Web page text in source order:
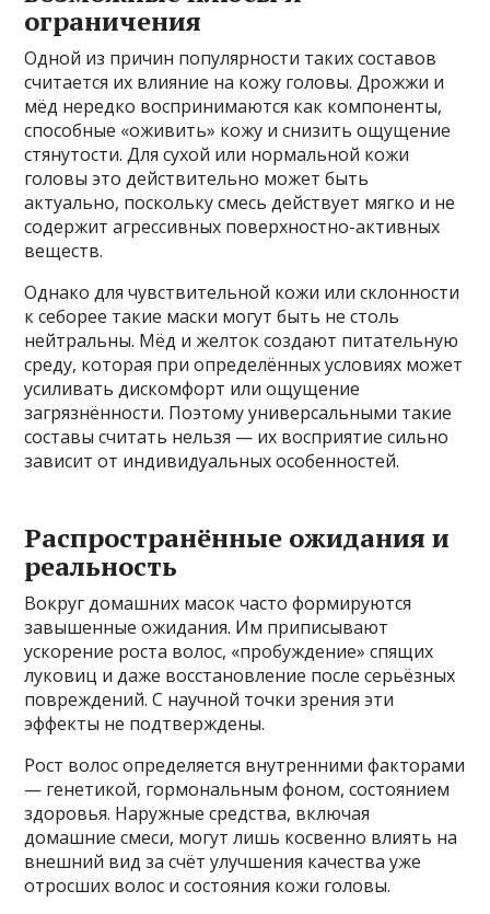
ограничения
Одной из причин популярности таких составов
считается их влияние на кожу головы. Дрожжи и
мёд нередко воспринимаются как компоненты,
способные «оживить» кожу и снизить ощущение
стянутости. Для сухой или нормальной кожи
головы это действительно может быть
актуально, поскольку смесь действует мягко и не
содержит агрессивных поверхностно-активных
веществ.
Однако для чувствительной кожи или склонности
к себорее такие маски могут быть не столь
нейтральны. Мёд и желток создают питательную
среду, которая при определённых условиях может
усиливать дискомфорт или ощущение
загрязнённости. Поэтому универсальными такие
составы считать нельзя — их восприятие сильно
зависит от индивидуальных особенностей.
Распространённые ожидания и
реальность
Вокруг домашних масок часто формируются
завышенные ожидания. Им приписывают
ускорение роста волос, «пробуждение» спящих
луковиц и даже восстановление после серьёзных
повреждений. С научной точки зрения эти
эффекты не подтверждены.
Рост волос определяется внутренними факторами
— генетикой, гормональным фоном, состоянием
здоровья. Наружные средства, включая
домашние смеси, могут лишь косвенно влиять на
внешний вид за счёт улучшения качества уже
отросших волос и состояния кожи головы.